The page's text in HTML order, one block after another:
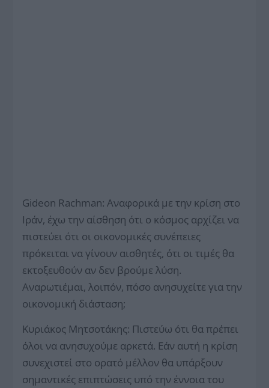
Gideon Rachman: Αναφορικά με την κρίση στο
Ιράν, έχω την αίσθηση ότι ο κόσμος αρχίζει να
πιστεύει ότι οι οικονομικές συνέπειες
πρόκειται να γίνουν αισθητές, ότι οι τιμές θα
εκτοξευθούν αν δεν βρούμε λύση.
Αναρωτιέμαι, λοιπόν, πόσο ανησυχείτε για την
οικονομική διάσταση;
Κυριάκος Μητσοτάκης: Πιστεύω ότι θα πρέπει
όλοι να ανησυχούμε αρκετά. Εάν αυτή η κρίση
συνεχιστεί στο ορατό μέλλον θα υπάρξουν
σημαντικές επιπτώσεις υπό την έννοια του